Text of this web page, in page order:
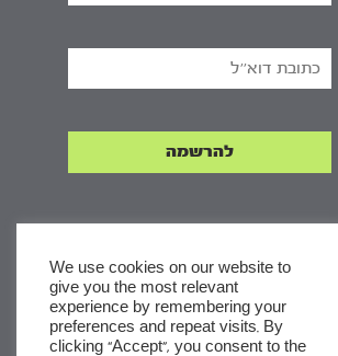
We use cookies on our website to
give you the most relevant
experience by remembering your
preferences and repeat visits. By
clicking “Accept”, you consent to the
x